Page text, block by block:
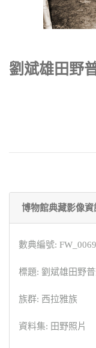
劉斌雄田野
博物館典藏影像資
數典編號:
標題: 劉斌雄田野
族群: 西拉雅族
資料集: 田野照片